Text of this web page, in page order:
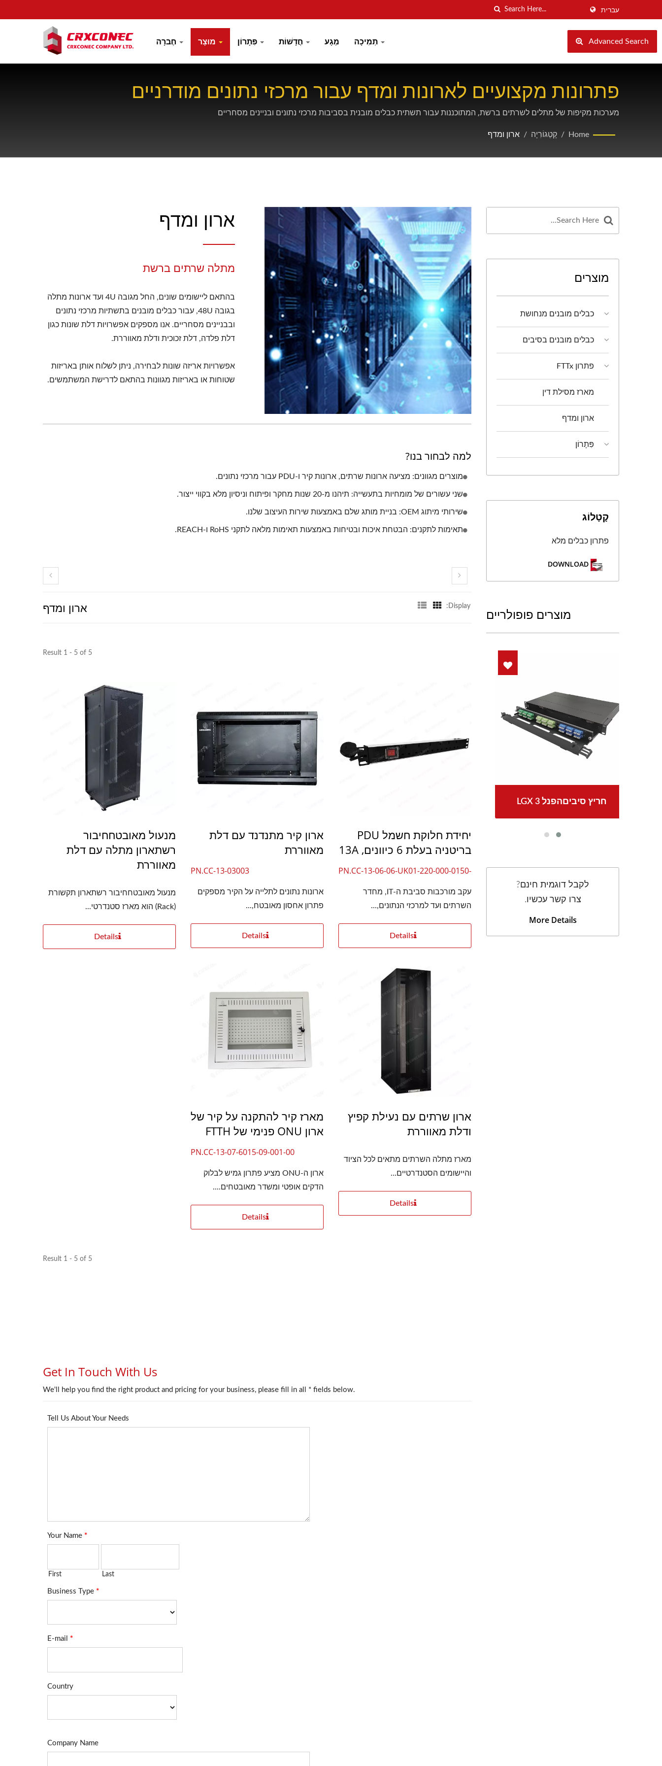
עברית
מַגָע Advanced Search
פתרונות מקצועיים לארונות ומדף עבור מרכזי נתונים מודרניים
מערכות מקיפות של מתלים לשרתים ברשת, המתוכננות עבור תשתית כבלים מובנית בסביבות מרכזי נתונים ובניינים מסחריים
Home
/ קָטֵגוֹרִיָה / ארון ומדף
ארון ומדף
מתלה שרתים ברשת
בהתאם ליישומים שונים, החל מגובה 4U ועד ארונות מתלה
בגובה 48U, עבור כבלים מובנים בתשתיות מרכזי נתונים
ובבניינים מסחריים. אנו מספקים אפשרויות דלת שונות כגון
דלת פלדה, דלת זכוכית ודלת מאווררת.
אפשרויות אריזה שונות לבחירה, ניתן לשלוח אותן באריזות
שטוחות או באריזות מגוונות בהתאם לדרישת המשתמשים.
למה לבחור בנו?
מוצרים מגוונים: מציעה ארונות שרתים, ארונות קיר ו-PDU עבור מרכזי נתונים.
שני עשורים של מומחיות בתעשייה: תיהנו מ-20 שנות מחקר ופיתוח וניסיון מלא בקווי ייצור.
שירותי מיתוג OEM: בניית מותג שלם באמצעות שירות העיצוב שלנו.
תאימות לתקנים: הבטחת איכות ובטיחות באמצעות תאימות מלאה לתקני RoHS ו-REACH.
ארון ומדף Display:
Result 1 - 5 of 5
יחידת חלוקת חשמל PDU
בריטניה בעלת 6 כיוונים, 13A
PN.CC-13-06-06-UK01-220-000-0150-
עקב מורכבות סביבת ה-IT, מחדר
השרתים ועד למרכזי הנתונים,...
Details
ארון קיר מתנדנד עם דלת
מאווררת
PN.CC-13-03003
ארונות נתונים לתלייה על הקיר מספקים
פתרון אחסון מאובטח,...
Details
מנעול מאובטחחיבור
רשתארון מתלה עם דלת
מאווררת
מנעול מאובטחחיבור רשתארון תקשורת
(Rack) הוא מארז סטנדרטי...
Details
ארון שרתים עם נעילת קפיץ
ודלת מאווררת
מארז מתלה השרתים מתאים לכל הציוד
והיישומים הסטנדרטיים...
Details
מארז קיר להתקנה על קיר של
ארון ONU פנימי של FTTH
PN.CC-13-07-6015-09-001-00
ארון ה-ONU מציע פתרון גמיש לבלוק
הדקים אופטי ומשדר מאובטחים....
Details
Result 1 - 5 of 5
מוצרים
כבלים מובנים מנחושת
כבלים מובנים בסיבים
פתרון FTTx
מארז מסילת דין
ארון ומדף
פִּתָרוֹן
קָטָלוֹג
פתרון כבלים מלא
מוצרים פופולריים
4PPoEשקע קיסטון LGX 3 חריץ סיביםהפנל
לקבל דוגמית חינם?
צרו קשר עכשיו.
More Details